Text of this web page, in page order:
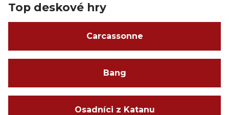
Top deskové hry
Carcassonne
Bang
Osadníci z Katanu